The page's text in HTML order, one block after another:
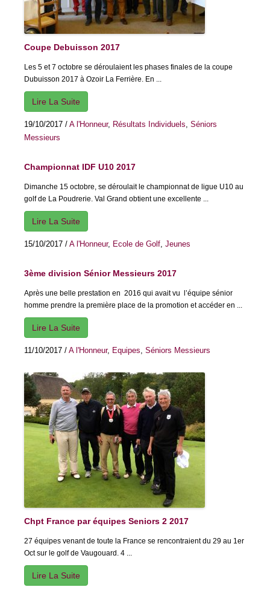
Coupe Debuisson 2017
Les 5 et 7 octobre se déroulaient les phases finales de la coupe
Dubuisson 2017 à Ozoir La Ferrière. En ...
Lire La Suite
19/10/2017 / A l'Honneur, Résultats Individuels, Séniors
Messieurs
Championnat IDF U10 2017
Dimanche 15 octobre, se déroulait le championnat de ligue U10 au
golf de La Poudrerie. Val Grand obtient une excellente ...
Lire La Suite
15/10/2017 / A l'Honneur, Ecole de Golf, Jeunes
3ème division Sénior Messieurs 2017
Après une belle prestation en 2016 qui avait vu l’équipe sénior
homme prendre la première place de la promotion et accéder en ...
Lire La Suite
11/10/2017 / A l'Honneur, Equipes, Séniors Messieurs
Chpt France par équipes Seniors 2 2017
27 équipes venant de toute la France se rencontraient du 29 au 1er
Oct sur le golf de Vaugouard. 4 ...
Lire La Suite